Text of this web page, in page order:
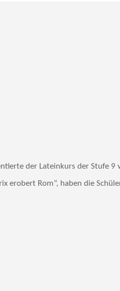
der Lateinkurs der Stufe 9
Rom“, haben die